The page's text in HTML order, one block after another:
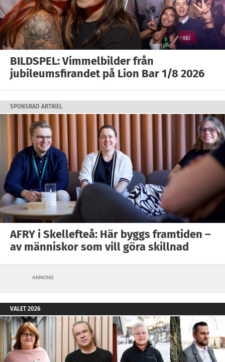
BILDSPEL: Vimmelbilder från
jubileumsfirandet på Lion Bar 1/8 2026
SPONSRAD ARTIKEL
AFRY i Skellefteå: Här byggs framtiden –
av människor som vill göra skillnad
ANNONS
VALET 2026